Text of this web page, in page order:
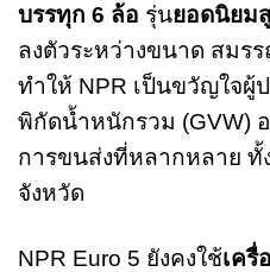
บรรทุก 6 ล้อ รุ่นยอดนิยม
ลงตัวระหว่างขนาด สมร
ทำให้ NPR เป็นขวัญใจผู้
พิกัดน้ำหนักรวม (GVW)
การขนส่งที่หลากหลาย ทั้
จังหวัด
NPR Euro 5 ยังคงใช้เครื่